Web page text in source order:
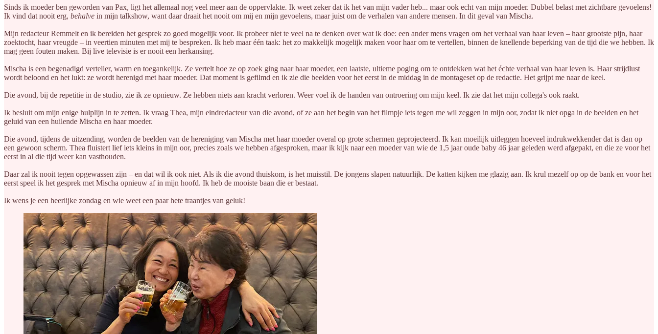
Sinds ik moeder ben geworden van Pax, ligt het allemaal nog veel meer aan de oppervlakte. Ik weet zeker dat ik het van mijn vader heb... maar ook echt van mijn moeder. Dubbel belast met zichtbare gevoelens!
Ik vind dat nooit erg, behalve in mijn talkshow, want daar draait het nooit om mij en mijn gevoelens, maar juist om de verhalen van andere mensen. In dit geval van Mischa.
Mijn redacteur Remmelt en ik bereiden het gesprek zo goed mogelijk voor. Ik probeer niet te veel na te denken over wat ik doe: een ander mens vragen om het verhaal van haar leven – haar grootste pijn, haar
zoektocht, haar vreugde – in veertien minuten met mij te bespreken. Ik heb maar één taak: het zo makkelijk mogelijk maken voor haar om te vertellen, binnen de knellende beperking van de tijd die we hebben. Ik
mag geen fouten maken. Bij live televisie is er nooit een herkansing.
Mischa is een begenadigd verteller, warm en toegankelijk. Ze vertelt hoe ze op zoek ging naar haar moeder, een laatste, ultieme poging om te ontdekken wat het échte verhaal van haar leven is. Haar strijdlust
wordt beloond en het lukt: ze wordt herenigd met haar moeder. Dat moment is gefilmd en ik zie die beelden voor het eerst in de middag in de montageset op de redactie. Het grijpt me naar de keel.
Die avond, bij de repetitie in de studio, zie ik ze opnieuw. Ze hebben niets aan kracht verloren. Weer voel ik de handen van ontroering om mijn keel. Ik zie dat het mijn collega's ook raakt.
Ik besluit om mijn enige hulplijn in te zetten. Ik vraag Thea, mijn eindredacteur van die avond, of ze aan het begin van het filmpje iets tegen me wil zeggen in mijn oor, zodat ik niet opga in de beelden en het
geluid van een huilende Mischa en haar moeder.
Die avond, tijdens de uitzending, worden de beelden van de hereniging van Mischa met haar moeder overal op grote schermen geprojecteerd. Ik kan moeilijk uitleggen hoeveel indrukwekkender dat is dan op
een gewoon scherm. Thea fluistert lief iets kleins in mijn oor, precies zoals we hebben afgesproken, maar ik kijk naar een moeder van wie de 1,5 jaar oude baby 46 jaar geleden werd afgepakt, en die ze voor het
eerst in al die tijd weer kan vasthouden.
Daar zal ik nooit tegen opgewassen zijn – en dat wil ik ook niet. Als ik die avond thuiskom, is het muisstil. De jongens slapen natuurlijk. De katten kijken me glazig aan. Ik krul mezelf op op de bank en voor het
eerst speel ik het gesprek met Mischa opnieuw af in mijn hoofd. Ik heb de mooiste baan die er bestaat.
Ik wens je een heerlijke zondag en wie weet een paar hete traantjes van geluk!